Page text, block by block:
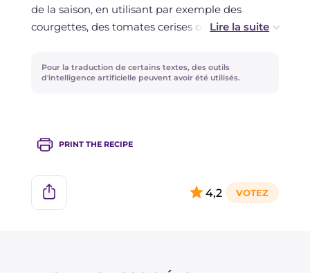
de la saison, en utilisant par exemple des
courgettes, des tomates cerises ou des poivrons,
Pour la traduction de certains textes, des outils
d'intelligence artificielle peuvent avoir été utilisés.
PRINT THE RECIPE
4,2